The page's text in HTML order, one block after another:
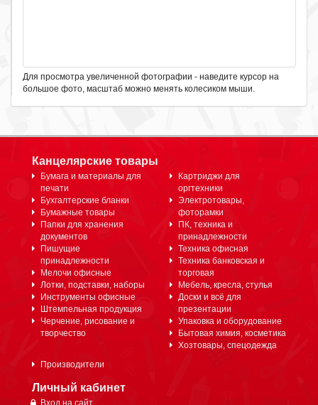
Для просмотра увеличенной фотографии - наведите курсор на
большое фото, масштаб можно менять колесиком мыши.
Канцелярские товары
Бумага и материалы для
печати
Бухгалтерские бланки
Бумажные товары
Папки для хранения
документов
Пишущие
принадлежности
Мелочи офисные
Лотки, подставки, наборы
Инструменты офисные
Штемпельная продукция
Черчение, рисование и
творчество
Картриджи для
оргтехники
Электротовары,
фоторамки
ПК, техника и
принадлежности
Техника офисная
Техника банковская и
торговая
Мебель, кресла, стулья
Доски и всё для
презентации
Упаковка и оборудование
Бытовая химия, косметика
Хозтовары, спецодежда
Производители
Личный кабинет
Вход на сайт